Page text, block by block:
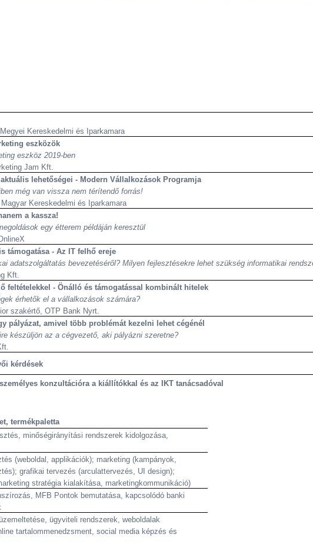
Kereskedelmi és Iparkamara
eszközök
eszköz 2019-ben
Jam Kft.
lehetőségei - Modern Vállalkozások Programja
még van vissza nem térítendő forrás!
Kereskedelmi és Iparkamara
a kassza!
egy étterem példáján keresztül
támogatása - Az IT felhő ereje
adatszolgáltatás bevezetéséről? Milyen fejlesztésekre lehet szükség informatikai
Kft.
feltételekkel - Önálló és támogatással kombinált hitelek
érhetők el a vállalkozások számára?
szakértő, OTP Bank Nyrt.
pályázat, amivel több problémát kezelni lehet cégénél
készüljön az a cégvezető, aki pályázni szeretne?
kérdések
konzultációra a kiállítókkal és az IKT tanácsadóval
termékpaletta
minőségirányítási rendszerek kidolgozása,
(weboldal, applikációk); marketing (kampányok,
grafikai tervezés (arculattervezés, UI design);
stratégia kialakítása, marketingkommunikáció)
MFB Pontok bemutatása, kapcsolódó banki
ügyviteli rendszerek, weboldalak
tartalommenedzsment, social mediaképzés és